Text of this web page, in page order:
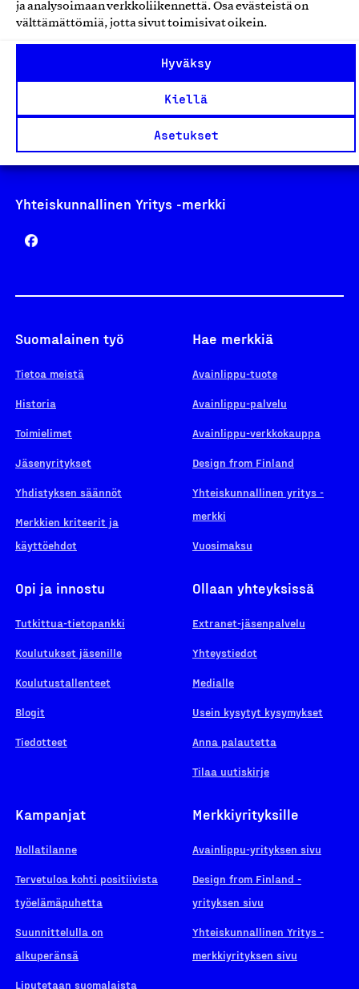
ja analysoimaan verkkoliikennettä. Osa evästeistä on
välttämättömiä, jotta sivut toimisivat oikein.
Hyväksy
Kiellä
Asetukset
Design From Finland
Yhteiskunnallinen Yritys -merkki
Suomalainen työ
Tietoa meistä
Historia
Toimielimet
Jäsenyritykset
Yhdistyksen säännöt
Merkkien kriteerit ja
käyttöehdot
Hae merkkiä
Avainlippu-tuote
Avainlippu-palvelu
Avainlippu-verkkokauppa
Design from Finland
Yhteiskunnallinen yritys -
merkki
Vuosimaksu
Opi ja innostu
Tutkittua-tietopankki
Koulutukset jäsenille
Koulutustallenteet
Blogit
Tiedotteet
Ollaan yhteyksissä
Extranet-jäsenpalvelu
Yhteystiedot
Medialle
Usein kysytyt kysymykset
Anna palautetta
Tilaa uutiskirje
Kampanjat
Nollatilanne
Tervetuloa kohti positiivista
työelämäpuhetta
Suunnittelulla on
alkuperänsä
Liputetaan suomalaista
Merkkiyrityksille
Avainlippu-yrityksen sivu
Design from Finland -
yrityksen sivu
Yhteiskunnallinen Yritys -
merkkiyrityksen sivu